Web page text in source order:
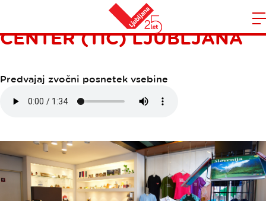
Domov
TURISTIČNOINFORMACIJSKI
CENTER (TIC) LJUBLJANA
Predvajaj zvočni posnetek vsebine